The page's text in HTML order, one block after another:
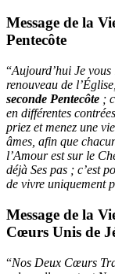
Message de la
Pentecôte
“Aujourd’hui Je
renouveau de
seconde Pentecôte ;
en différentes
priez et menez une
âmes, afin que
l’Amour est sur le
déjà Ses pas ; c’est
de vivre uniquement
Message de la
Cœurs Unis de
“Nos Deux Cœurs